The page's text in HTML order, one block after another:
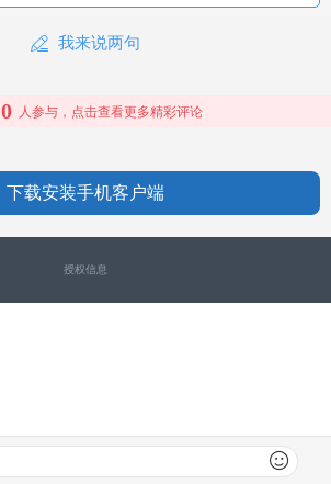
我来说两句
0 人参与，点击查看更多精彩评论
下载安装手机客户端
授权信息